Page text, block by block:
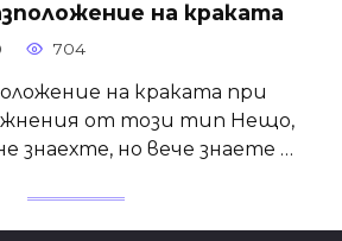
на краката
704
на краката при
от този тип Нещо,
знаехте, но вече знаете …